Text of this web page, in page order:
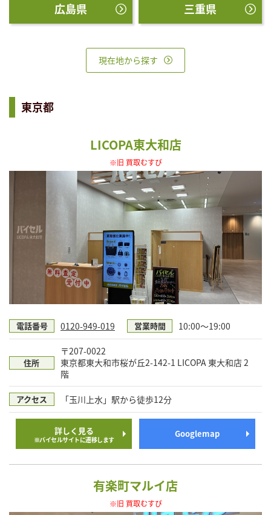
広島県 三重県
現在地から探す
東京都
LICOPA東大和店
※旧 買取むすび
電話番号 0120-949-019 営業時間 10:00～19:00
住所
〒207-0022
東京都東大和市桜が丘2-142-1 LICOPA 東大和店 2
階
アクセス 「玉川上水」駅から徒歩12分
詳しく見る
※バイセルサイトに遷移します
Googlemap
有楽町マルイ店
※旧 買取むすび